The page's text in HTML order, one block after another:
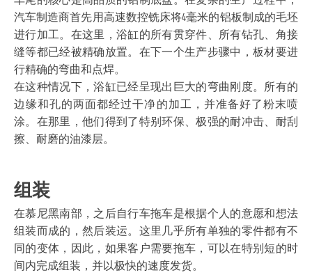
汽车制造商首先用高速数控铣床将4毫米的铝板制成的毛坯
进行加工。在这里，浴缸的所有贯穿件、所有钻孔、角接
缝等都已经被精确放置。在下一个生产步骤中，板材要进
行精确的弯曲和点焊。
在这种情况下，浴缸已经呈现出巨大的弯曲刚度。所有的
边缘和孔的两面都经过干净的加工，并准备好了粉末喷
涂。在那里，他们得到了特别环保、极强的耐冲击、耐刮
擦、耐磨的油漆层。
组装
在慕尼黑南部，之后自行车拖车是根据个人的意愿和想法
组装而成的，然后装运。这里几乎所有单独的零件都有不
同的变体，因此，如果客户需要拖车，可以在特别短的时
间内完成组装，并以极快的速度发货。